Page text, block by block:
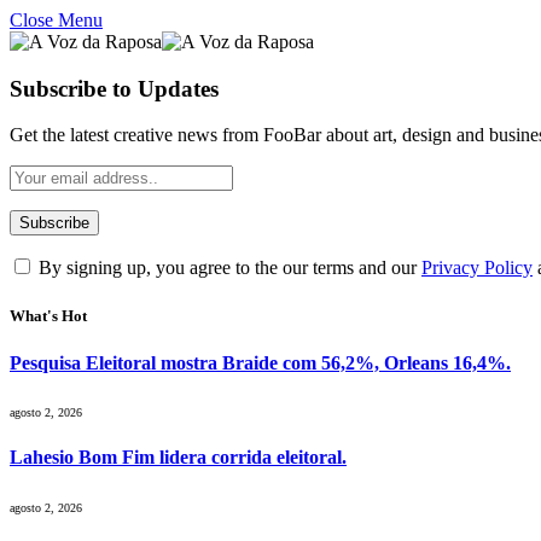
Close Menu
Subscribe to Updates
Get the latest creative news from FooBar about art, design and
By signing up, you agree to the our terms and ourPrivacy Policy
What's Hot
Pesquisa Eleitoral mostra Braide com 56,2%, Orleans 16,4%.
agosto 2, 2026
Lahesio Bom Fim lidera corrida eleitoral.
agosto 2, 2026